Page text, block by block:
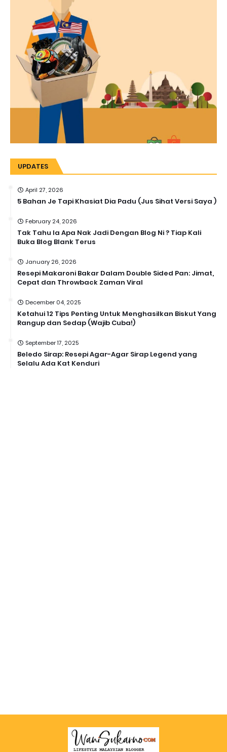
UPDATES
April 27, 2026
5 Bahan Je Tapi Khasiat Dia Padu (Jus Sihat Versi Saya )
February 24, 2026
Tak Tahu la Apa Nak Jadi Dengan Blog Ni ? Tiap Kali
Buka Blog Blank Terus
January 26, 2026
Resepi Makaroni Bakar Dalam Double Sided Pan: Jimat,
Cepat dan Throwback Zaman Viral
December 04, 2025
Ketahui 12 Tips Penting Untuk Menghasilkan Biskut Yang
Rangup dan Sedap (Wajib Cuba!)
September 17, 2025
Beledo Sirap: Resepi Agar-Agar Sirap Legend yang
Selalu Ada Kat Kenduri